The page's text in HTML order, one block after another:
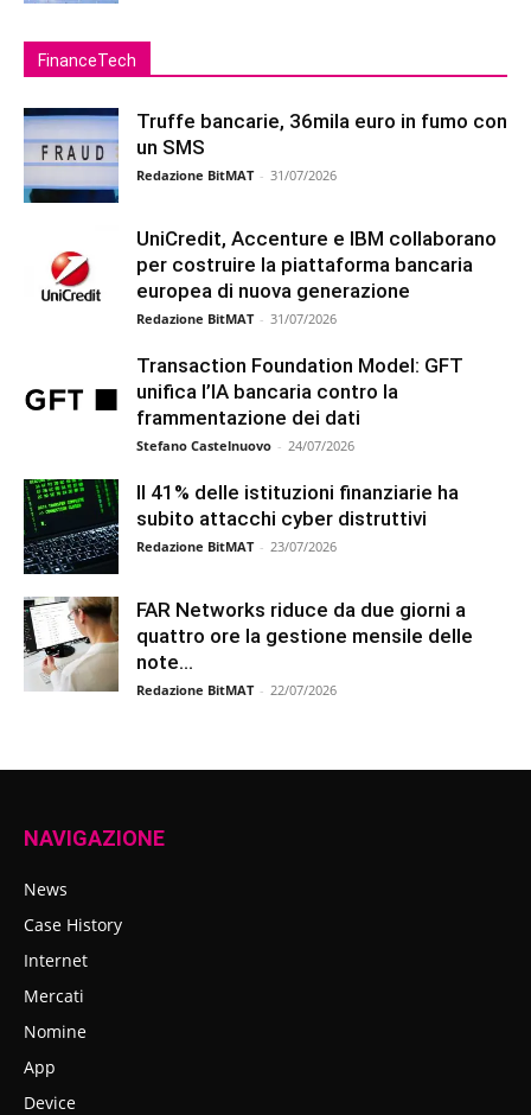
FinanceTech
Truffe bancarie, 36mila euro in fumo con
un SMS
Redazione BitMAT - 31/07/2026
UniCredit, Accenture e IBM collaborano
per costruire la piattaforma bancaria
europea di nuova generazione
Redazione BitMAT - 31/07/2026
Transaction Foundation Model: GFT
unifica l’IA bancaria contro la
frammentazione dei dati
Stefano Castelnuovo - 24/07/2026
Il 41% delle istituzioni finanziarie ha
subito attacchi cyber distruttivi
Redazione BitMAT - 23/07/2026
FAR Networks riduce da due giorni a
quattro ore la gestione mensile delle
note...
Redazione BitMAT - 22/07/2026
NAVIGAZIONE
News
Case History
Internet
Mercati
Nomine
App
Device